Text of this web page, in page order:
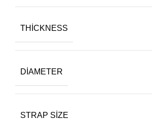
THICKNESS
DIAMETER
STRAP SIZE